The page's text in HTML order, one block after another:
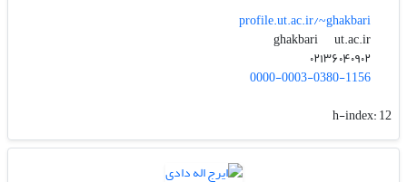
profile.ut.ac.ir/~ghakbari
ghakbari
ut.ac.ir
0000-0003-0380-1156
h-index:12